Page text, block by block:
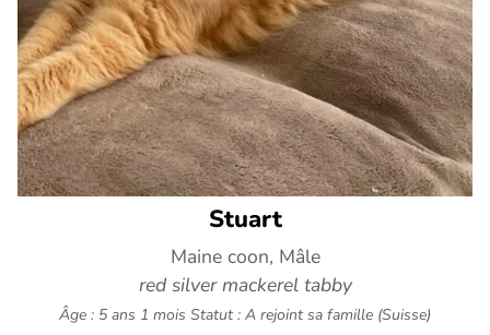
Stuart
Maine coon, Mâle
red silver mackerel tabby
Âge : 5 ans 1 mois Statut : A rejoint sa famille (Suisse)